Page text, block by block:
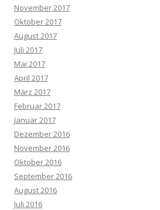
November 2017
Oktober 2017
August 2017
Juli 2017
Mai 2017
April 2017
März 2017
Februar 2017
Januar 2017
Dezember 2016
November 2016
Oktober 2016
September 2016
August 2016
Juli 2016